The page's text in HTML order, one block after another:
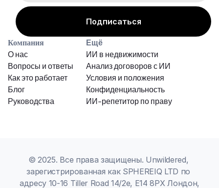
Компания
О нас
Вопросы и ответы
Как это работает
Блог
Руководства
Ещё
Условия и положения
Анализ договоров с ИИ
ИИ-репетитор по праву
Конфиденциальность
ИИ в недвижимости
© 2025. Все права защищены. Unwildered,
зарегистрированная как SPHEREIQ LTD по
адресу 10-16 Tiller Road 14/2e, E14 8PX Лондон,